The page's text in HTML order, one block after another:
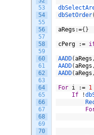
53
54
55
56
57
58
59
60
61
62
63
64
65
66
67
68
69
70
dbSetOrder(
aRegs :={}
cPerg :=
AADD(aRegs ,
AADD(aRegs ,
AADD(aRegs ,
For i := 1
If
!